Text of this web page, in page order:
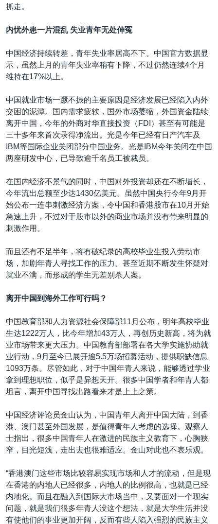
抓走。
内忧外患一片混乱 失业青年无处伸冤
中国经济持续转差，青年失业率居高不下。中国官方数据显
示，虽然上月的青年失业率稍有下降，不过仍然连续4个月
维持在17%以上。
中国就业市场一蹶不振的主要原因是经济发展已经陷入内外
交困的泥潭。国内需求疲软，国外市场萎缩，外国资金陆续
离开中国，今年的外商对华直接投资（FDI）甚至有可能是
三十多年来首次录得净流出。光是今年已经有日产汽车及
IBM等国际企业关闭部分中国业务。光是IBM今年关闭在中国
两座研发中心，已导致逾千名员工被裁员。
在国内经济不景气的同时，中国对外投资却还在不断增长，
今年流出总额至少达1430亿美元。虽然中国央行今年9月开
始公布一连串刺激经济方案，令中国和香港股市在10月开始
急速上升，不过对于股市以外的商业市场并没有带来明显的
刺激作用。
而且还有不足半年，将有破纪录的高校毕业生投入劳动市
场，加剧年青人寻找工作的压力。甚至近期不断发生怀疑对
就业不满，而形成的学生无差别杀人案。
离开中国到海外工作可行吗？
中国教育部和人力资源社会保障部11月公布，明年高校毕业
生达1222万人，比今年增加43万人，再创历史新高，将为就
业市场带来更大压力。中国教育部部署在各大学实施协助就
业行动，9月至今已展开逾5.5万场招募活动，提供职缺信息
1093万条。尽管如此，对于中国年青人来说，能够透过学业
拿到理想职位，似乎是异想天开。很多中国学者和年青人都
坦言，离开中国寻找出路看来才是上上之策。
中国经济评论员金山认为，中国青年人离开中国大陆，到香
港、澳门甚至外国发展，是值得青年人考虑的选择。观察人
士指出，很多中国青年人在激进的民族主义教育下，心胸狭
窄，目光短浅，走出去也很难适应。金山对此也不表乐观。
“香港澳门这些市场比较容易实现市场和人才的流动，但是现
在香港的内地人已经很多，内地人的比例很高，也就是已经
内地化。而且在融入到国际大市场当中，又要面对一个现实
问题，就是我们很多年青人没这个想法，就是大学生活并没
有使他们的事业更加开阔，反而有些人陷入强烈的民族主义